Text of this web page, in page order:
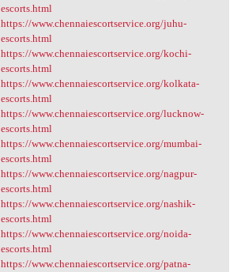
escorts.html
https://www.chennaiescortservice.org/juhu-
escorts.html
https://www.chennaiescortservice.org/kochi-
escorts.html
https://www.chennaiescortservice.org/kolkata-
escorts.html
https://www.chennaiescortservice.org/lucknow-
escorts.html
https://www.chennaiescortservice.org/mumbai-
escorts.html
https://www.chennaiescortservice.org/nagpur-
escorts.html
https://www.chennaiescortservice.org/nashik-
escorts.html
https://www.chennaiescortservice.org/noida-
escorts.html
https://www.chennaiescortservice.org/patna-